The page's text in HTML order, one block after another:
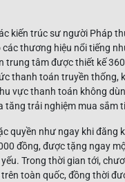
kiến trúc sư người Pháp
thương hiệu nổi tiếng
tâm được thiết kế
thanh toán truyền thống,
vực thanh toán không
tăng trải nghiệm mua sắm
quyền như ngay khi đăng
đồng, được tặng ngay
Trong thời gian tới,
toàn quốc, đồng thời